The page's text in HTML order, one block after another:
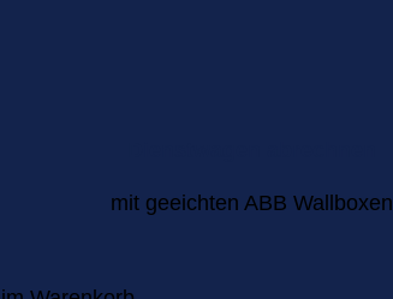
mit geeichten ABB Wallboxen